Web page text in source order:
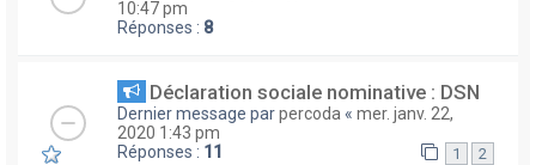
10:47 pm
Réponses : 8
Déclaration sociale nominative : DSN
Dernier message parpercoda « mer. janv. 22,
2020 1:43 pm
Réponses : 11 1 2